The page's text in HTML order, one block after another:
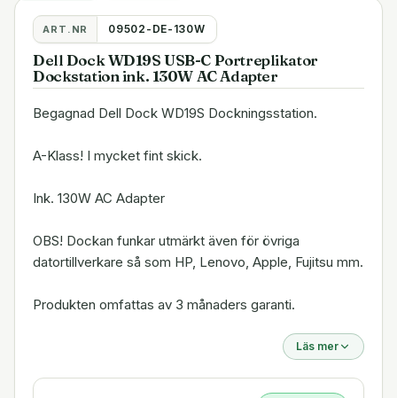
ART.NR 09502-DE-130W
Dell Dock WD19S USB-C Portreplikator
Dockstation ink. 130W AC Adapter
Begagnad Dell Dock WD19S Dockningsstation.
A-Klass! I mycket fint skick.
Ink. 130W AC Adapter
OBS! Dockan funkar utmärkt även för övriga
datortillverkare så som HP, Lenovo, Apple, Fujitsu mm.
Produkten omfattas av 3 månaders garanti.
Läs mer